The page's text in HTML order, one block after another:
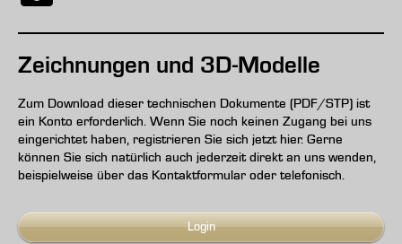
Zeichnungen und 3D-Modelle
Zum Download dieser technischen Dokumente (PDF/STP) ist
ein Konto erforderlich. Wenn Sie noch keinen Zugang bei uns
eingerichtet haben, registrieren Sie sich jetzt hier. Gerne
können Sie sich natürlich auch jederzeit direkt an uns wenden,
beispielweise über das Kontaktformular oder telefonisch.
Login